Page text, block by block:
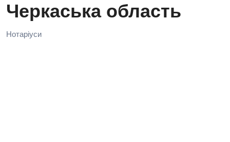
Черкаська область
Нотаріуси